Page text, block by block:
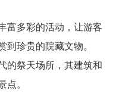
富多彩的活动，让游客
珍贵的院藏文物。
的祭天场所，其建筑和
。